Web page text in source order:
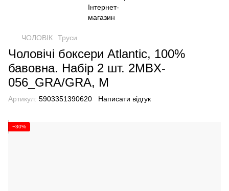
ЧОЛОВІК Труси
Чоловічі боксери Atlantic, 100%
бавовна. Набір 2 шт. 2MBX-
056_GRA/GRA, M
Артикул: 5903351390620 Написати відгук
−30%